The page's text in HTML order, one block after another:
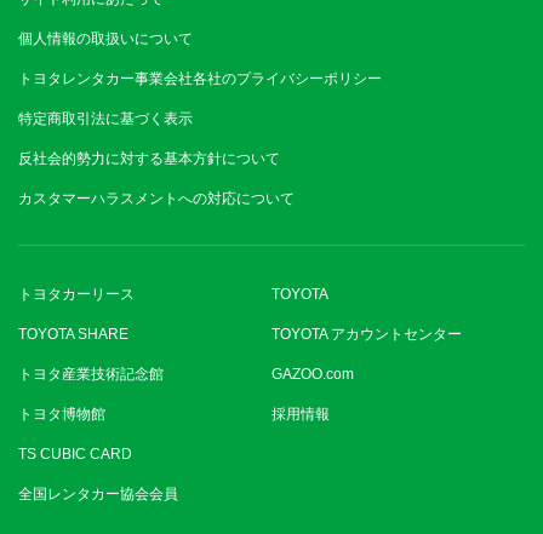
個人情報の取扱いについて
トヨタレンタカー事業会社各社のプライバシーポリシー
特定商取引法に基づく表示
反社会的勢力に対する基本方針について
カスタマーハラスメントへの対応について
トヨタカーリース TOYOTA
TOYOTA SHARE TOYOTA アカウントセンター
トヨタ産業技術記念館 GAZOO.com
トヨタ博物館 採用情報
TS CUBIC CARD
全国レンタカー協会会員